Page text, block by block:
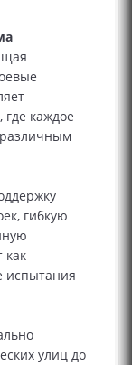
каждое
гибкую
как
испытания
улиц до